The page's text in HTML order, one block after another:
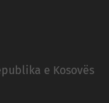
e Kosovës